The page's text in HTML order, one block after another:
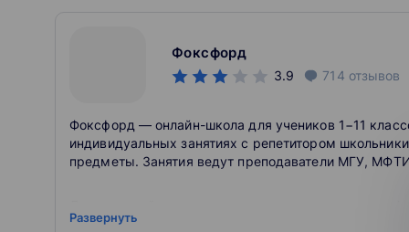
Фоксфорд
3.9 714 отзывов
Фоксфорд — онлайн-школа для учеников 1−11
индивидуальных занятиях с репетитором
предметы. Занятия ведут преподаватели МГУ,
Для учителей проводятся курсы повышения
открытые занятия о воспитании и развитии детей.
Развернуть